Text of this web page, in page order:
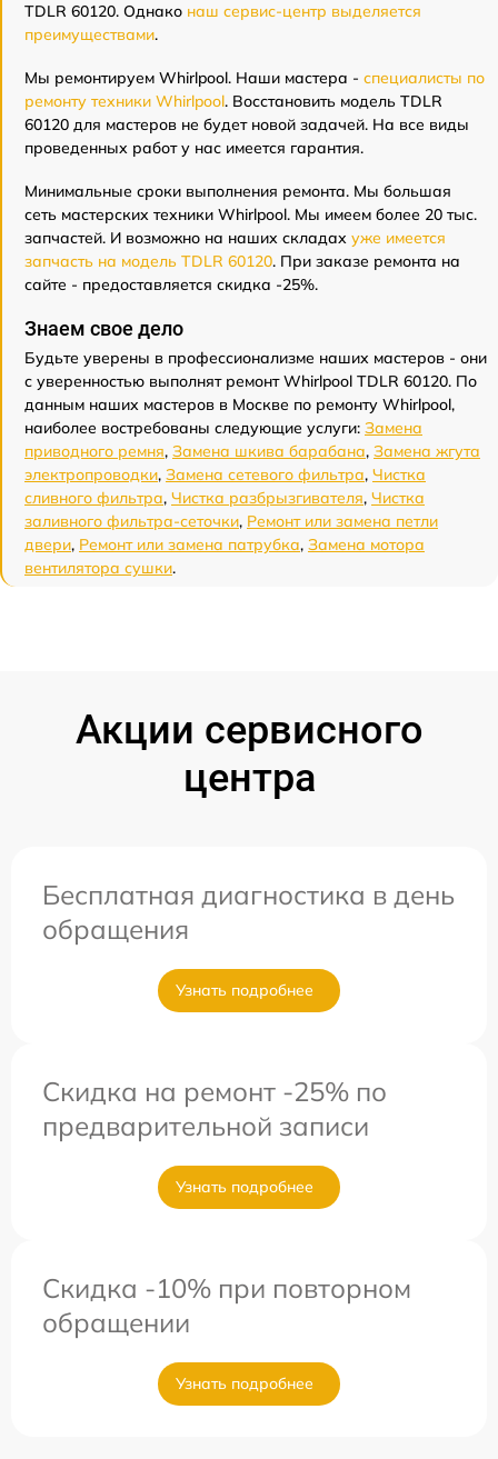
TDLR 60120. Однако наш сервис-центр выделяется
преимуществами.
Мы ремонтируем Whirlpool. Наши мастера - специалисты по
ремонту техники Whirlpool. Восстановить модель TDLR
60120 для мастеров не будет новой задачей. На все виды
проведенных работ у нас имеется гарантия.
Минимальные сроки выполнения ремонта. Мы большая
сеть мастерских техники Whirlpool. Мы имеем более 20 тыс.
запчастей. И возможно на наших складах уже имеется
запчасть на модель TDLR 60120. При заказе ремонта на
сайте - предоставляется скидка -25%.
Знаем свое дело
Будьте уверены в профессионализме наших мастеров - они
с уверенностью выполнят ремонт Whirlpool TDLR 60120. По
данным наших мастеров в Москве по ремонту Whirlpool,
наиболее востребованы следующие услуги: Замена
приводного ремня, Замена шкива барабана, Замена жгута
электропроводки, Замена сетевого фильтра, Чистка
сливного фильтра, Чистка разбрызгивателя, Чистка
заливного фильтра-сеточки, Ремонт или замена петли
двери, Ремонт или замена патрубка, Замена мотора
вентилятора сушки.
Акции сервисного
центра
Бесплатная диагностика в день
обращения
Узнать подробнее
Скидка на ремонт -25% по
предварительной записи
Узнать подробнее
Скидка -10% при повторном
обращении
Узнать подробнее